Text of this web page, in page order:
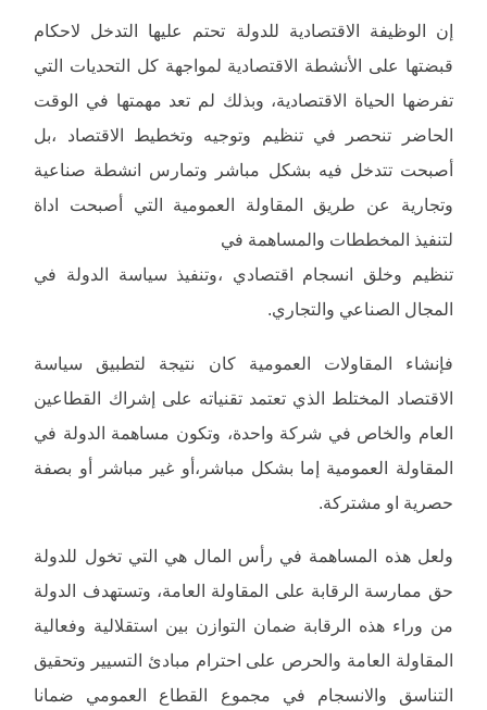
إن الوظيفة الاقتصادية للدولة تحتم عليها التدخل لاحكام
قبضتها على الأنشطة الاقتصادية لمواجهة كل التحديات التي
تفرضها الحياة الاقتصادية، وبذلك لم تعد مهمتها في الوقت
الحاضر تنحصر في تنظيم وتوجيه وتخطيط الاقتصاد ،بل
أصبحت تتدخل فيه بشكل مباشر وتمارس انشطة صناعية
وتجارية عن طريق المقاولة العمومية التي أصبحت اداة
لتنفيذ المخططات والمساهمة في
تنظيم وخلق انسجام اقتصادي ،وتنفيذ سياسة الدولة في
المجال الصناعي والتجاري.
فإنشاء المقاولات العمومية كان نتيجة لتطبيق سياسة
الاقتصاد المختلط الذي تعتمد تقنياته على إشراك القطاعين
العام والخاص في شركة واحدة، وتكون مساهمة الدولة في
المقاولة العمومية إما بشكل مباشر،أو غير مباشر أو بصفة
حصرية او مشتركة.
ولعل هذه المساهمة في رأس المال هي التي تخول للدولة
حق ممارسة الرقابة على المقاولة العامة، وتستهدف الدولة
من وراء هذه الرقابة ضمان التوازن بين استقلالية وفعالية
المقاولة العامة والحرص على احترام مبادئ التسيير وتحقيق
التناسق والانسجام في مجموع القطاع العمومي ضمانا